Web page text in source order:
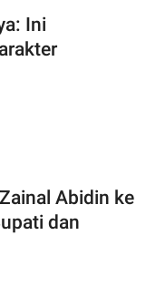
Ini
Abidin ke
dan